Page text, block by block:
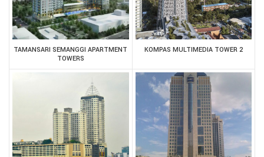
TAMANSARI SEMANGGI APARTMENT
TOWERS
KOMPAS MULTIMEDIA TOWER 2